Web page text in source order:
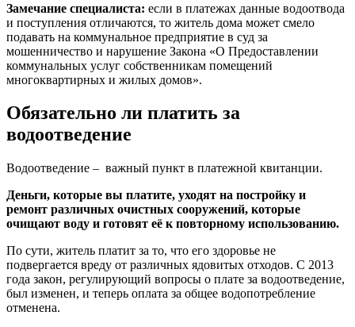
Замечание специалиста: если в платежах данные водоотвода
и поступления отличаются, то житель дома может смело
подавать на коммунальное предприятие в суд за
мошенничество и нарушение Закона «О Предоставлении
коммунальных услуг собственникам помещений
многоквартирных и жилых домов».
Обязательно ли платить за
водоотведение
Водоотведение – важный пункт в платежной квитанции.
Деньги, которые вы платите, уходят на постройку и
ремонт различных очистных сооружений, которые
очищают воду и готовят её к повторному использованию.
По сути, житель платит за то, что его здоровье не
подвергается вреду от различных ядовитых отходов. С 2013
года закон, регулирующий вопросы о плате за водоотведение,
был изменен, и теперь оплата за общее водопотребление
отменена.